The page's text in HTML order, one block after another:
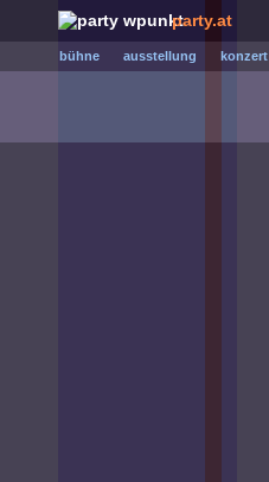
party.at
bühne ausstellung konzert